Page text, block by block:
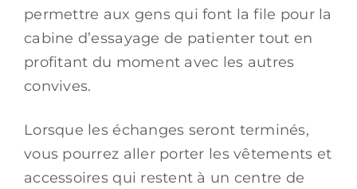
permettre aux gens qui font la file pour la
cabine d’essayage de patienter tout en
profitant du moment avec les autres
convives.
Lorsque les échanges seront terminés,
vous pourrez aller porter les vêtements et
accessoires qui restent à un centre de